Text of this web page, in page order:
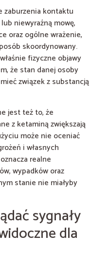
zaburzenia kontaktu
niewyraźną mowę,
oraz ogólne wrażenie,
skoordynowany.
fizyczne objawy
że stan danej osoby
związek z substancją
jest też to, że
z ketaminą zwiększają
może nie oceniać
i własnych
realne
wypadków oraz
stanie nie miałyby
sygnały
dla